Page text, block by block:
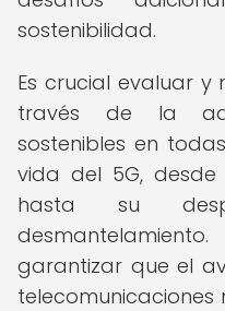
sostenibilidad.
Es crucial evaluar
través de la
sostenibles en
vida del 5G,
hasta su
garantizar que el